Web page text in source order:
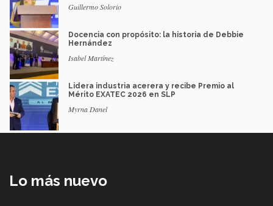
Guillermo Solorio
Docencia con propósito: la historia de Debbie
Hernández
Isabel Martínez
Lidera industria acerera y recibe Premio al
Mérito EXATEC 2026 en SLP
Myrna Danel
Lo más nuevo